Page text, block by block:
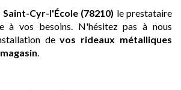
Saint-Cyr-l'École (78210) le prestataire
à vos besoins. N'hésitez pas à nous
devos rideaux métalliques
.